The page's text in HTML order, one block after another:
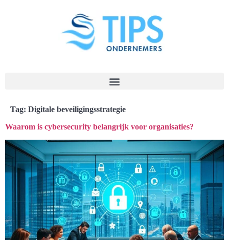
Tag: Digitale beveiligingsstrategie
Waarom is cybersecurity belangrijk voor organisaties?